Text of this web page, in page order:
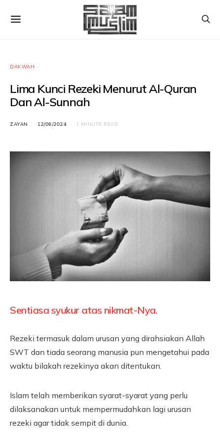
DAKWAH
Lima Kunci Rezeki Menurut Al-Quran
Dan Al-Sunnah
ZAYAN 12/06/2024 1 MINUTE READ
Sentiasa syukur atas nikmat-Nya.
Rezeki termasuk dalam urusan yang dirahsiakan Allah
SWT dan tiada seorang manusia pun mengetahui pada
waktu bilakah rezekinya akan ditentukan.
Islam telah memberikan syarat-syarat yang perlu
dilaksanakan untuk mempermudahkan lagi urusan
rezeki agar tidak sempit di dunia.